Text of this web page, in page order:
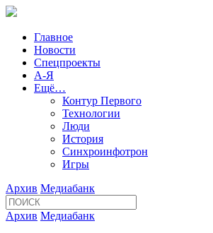
Главное
Новости
Спецпроекты
А-Я
Ещё…
Контур Первого
Технологии
Люди
История
Синхроинфотрон
Игры
Архив Медиабанк
Архив Медиабанк